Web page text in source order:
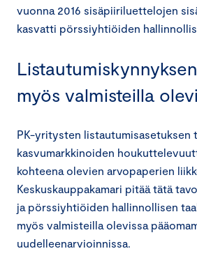
vuonna 2016 sisäpiiriluettelojen
kasvatti pörssiyhtiöiden
myös valmisteilla
PK-yritysten
kasvumarkkinoiden
kohteena olevien arvopaperien
Keskuskauppakamari pitää tätä
ja pörssiyhtiöiden hallinnollisen
myös valmisteilla olevissa
uudelleenarvioinnissa.